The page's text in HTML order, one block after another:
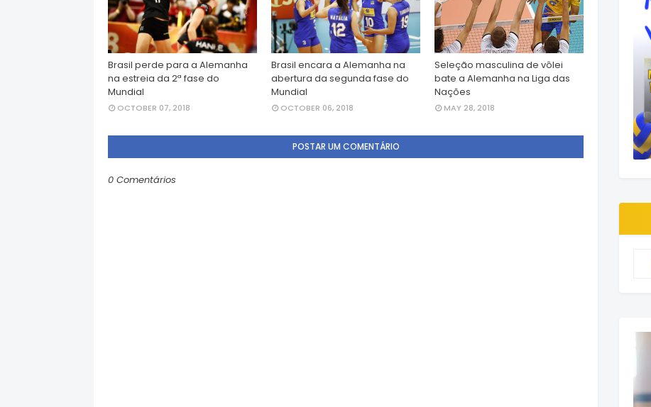
Brasil perde para a Alemanha
na estreia da 2ª fase do
Mundial
OCTOBER 07, 2018
Brasil encara a Alemanha na
abertura da segunda fase do
Mundial
OCTOBER 06, 2018
Seleção masculina de vôlei
bate a Alemanha na Liga das
Nações
MAY 28, 2018
POSTAR UM COMENTÁRIO
0 Comentários